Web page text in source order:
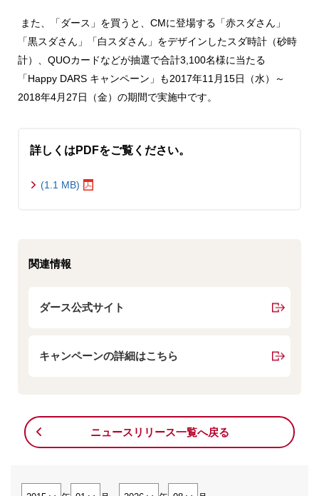
また、「ダース」を買うと、CMに登場する「赤スダさん」
「黒スダさん」「白スダさん」をデザインしたスダ時計（砂時
計）、QUOカードなどが抽選で合計3,100名様に当たる
「Happy DARS キャンペーン」も2017年11月15日（水）～
2018年4月27日（金）の期間で実施中です。
詳しくはPDFをご覧ください。
(1.1 MB)
関連情報
ダース公式サイト
キャンペーンの詳細はこちら
ニュースリリース一覧へ戻る